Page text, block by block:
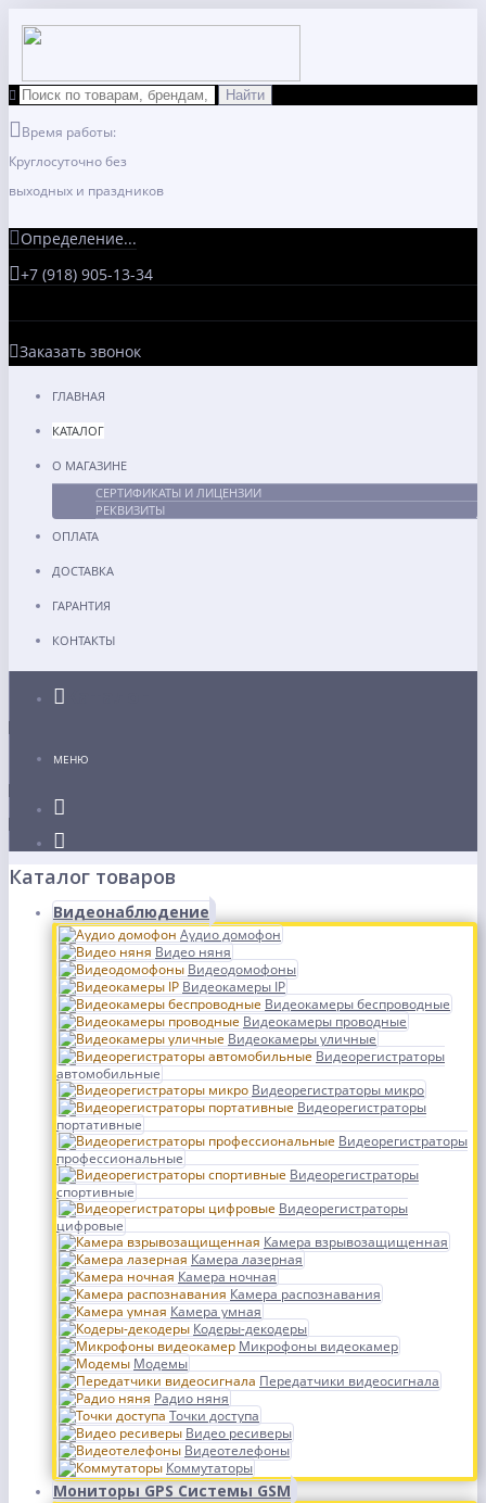
Время работы:
Круглосуточно без
выходных и праздников
Определение...
+7 (918) 905-13-34
Заказать звонок
ГЛАВНАЯ
КАТАЛОГ
О МАГАЗИНЕ
СЕРТИФИКАТЫ И ЛИЦЕНЗИИ
РЕКВИЗИТЫ
ОПЛАТА
ДОСТАВКА
ГАРАНТИЯ
КОНТАКТЫ
МЕНЮ
Каталог товаров
Видеонаблюдение
Аудио домофон
Видео няня
Видеодомофоны
Видеокамеры IP
Видеокамеры беспроводные
Видеокамеры проводные
Видеокамеры уличные
Видеорегистраторы
автомобильные
Видеорегистраторы микро
Видеорегистраторы
портативные
Видеорегистраторы
профессиональные
Видеорегистраторы
спортивные
Видеорегистраторы
цифровые
Камера взрывозащищенная
Камера лазерная
Камера ночная
Камера распознавания
Камера умная
Кодеры-декодеры
Микрофоны видеокамер
Модемы
Передатчики видеосигнала
Радио няня
Точки доступа
Видео ресиверы
Видеотелефоны
Коммутаторы
Мониторы GPS Системы GSM